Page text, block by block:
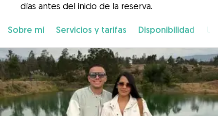
días antes del inicio de la reserva.
Sobre mí Servicios y tarifas Disponibilidad